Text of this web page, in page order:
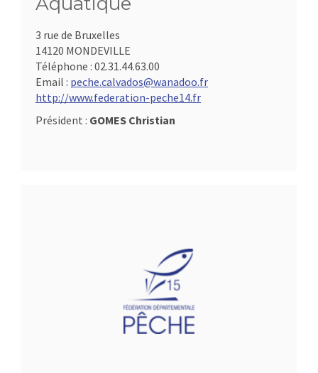
3 rue de Bruxelles
14120 MONDEVILLE
Téléphone : 02.31.44.63.00
Email : peche.calvados@wanadoo.fr
http://www.federation-peche14.fr
Président : GOMES Christian